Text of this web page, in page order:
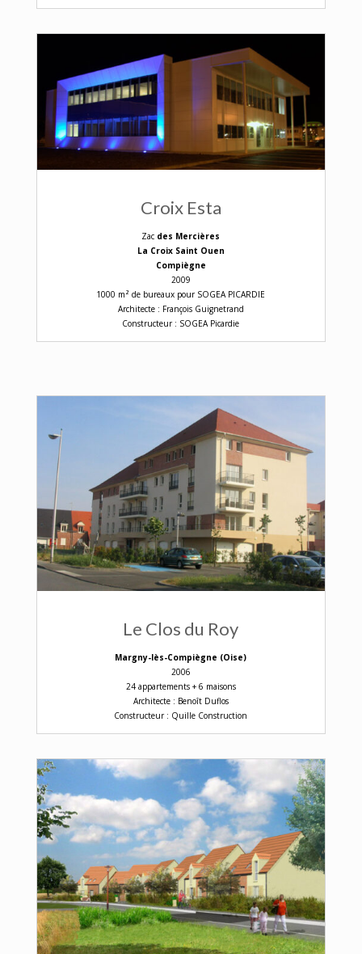
Croix Esta
Zac des Mercières
La Croix Saint Ouen
Compiègne
2009
1000 m² de bureaux pour SOGEA PICARDIE
Architecte : François Guignetrand
Constructeur : SOGEA Picardie
Le Clos du Roy
Margny-lès-Compiègne (Oise)
2006
24 appartements + 6 maisons
Architecte : Benoît Duflos
Constructeur : Quille Construction